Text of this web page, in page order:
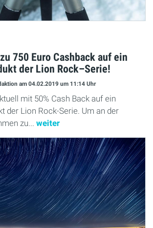
750 Euro Cashback auf ein
der Lion Rock–Serie!
am 04.02.2019 um 11:14 Uhr
mit 50% Cash Back auf ein
der Lion Rock-Serie. Um an der
zu... weiter